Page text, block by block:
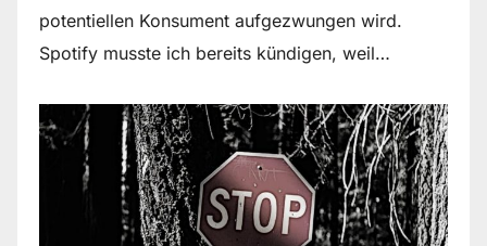
potentiellen Konsument aufgezwungen wird.
Spotify musste ich bereits kündigen, weil…